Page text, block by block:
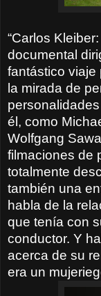
“Carlos
documental
fantástico viaje
la mirada de
él, como
Wolfgang
filmaciones de
totalmente
también una
habla de la
que tenía con
conductor. Y
acerca de su
era un